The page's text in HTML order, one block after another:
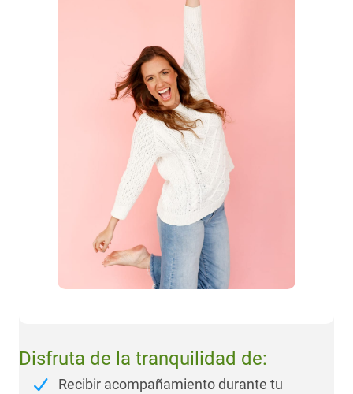
Disfruta de la tranquilidad de:
Recibir acompañamiento durante tu